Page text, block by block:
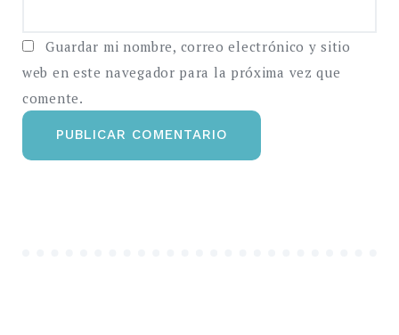
Guardar mi nombre, correo electrónico y sitio
web en este navegador para la próxima vez que
comente.